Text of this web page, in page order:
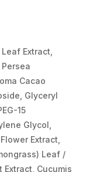
Extract,
Cacao
Glyceryl
15
Glycol,
Extract,
Leaf /
Extract, Cucumis